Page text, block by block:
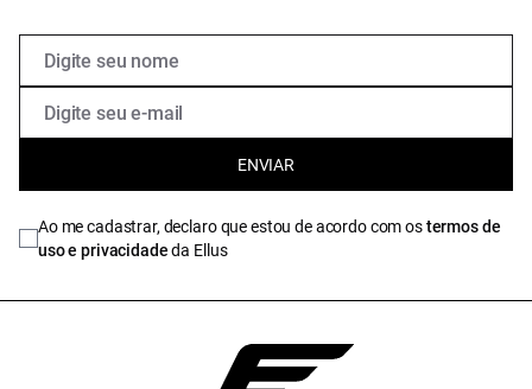
ENVIAR
Ao me cadastrar, declaro que estou de acordo com ostermos de
uso e privacidadeda Ellus